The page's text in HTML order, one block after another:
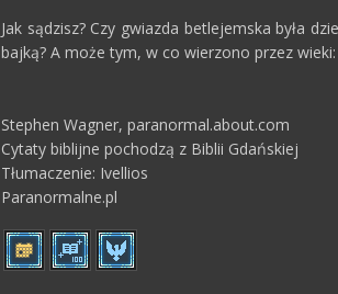
Jak sądzisz? Czy gwiazda betlejemska była
bajką? A może tym, w co wierzono przez
Stephen Wagner, paranormal.about.com
Cytaty biblijne pochodzą z Biblii Gdańskiej
Tłumaczenie: Ivellios
Paranormalne.pl